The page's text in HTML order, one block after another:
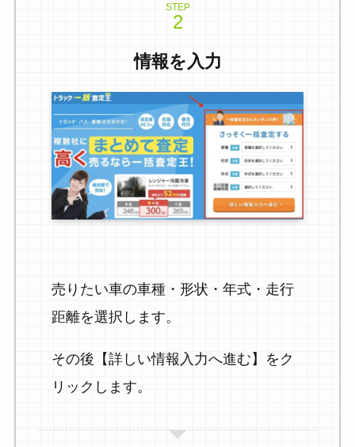
STEP
情報を入力
売りたい車の車種・形状・年式・走行
距離を選択します。
その後【詳しい情報入力へ進む】をク
リックします。